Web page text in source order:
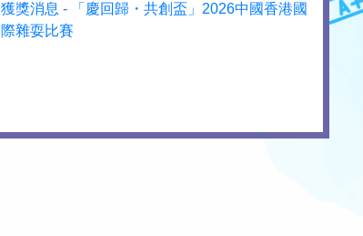
獲獎消息 - 「慶回歸・共創盃」2026中國香港國
際雜耍比賽